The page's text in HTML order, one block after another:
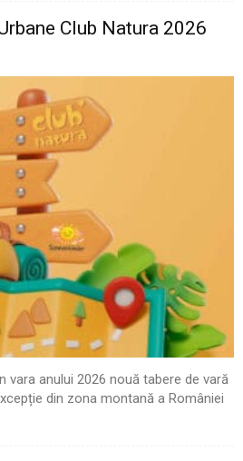
Club Natura 2026
vara anului 2026 nouă tabere de vară
din zona montană a României